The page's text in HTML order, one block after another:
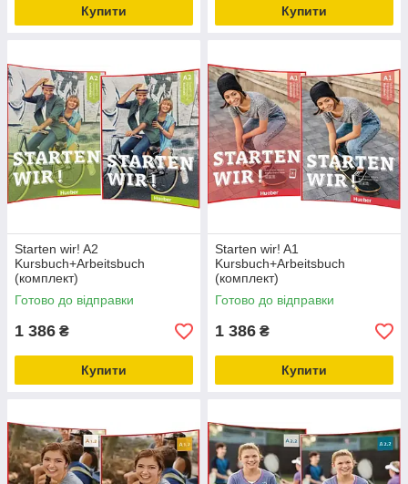
Купити Купити
Starten wir! A2
Kursbuch+Arbeitsbuch
(комплект)
Готово до відправки
1 386 ₴
Купити
Starten wir! A1
Kursbuch+Arbeitsbuch
(комплект)
Готово до відправки
1 386 ₴
Купити